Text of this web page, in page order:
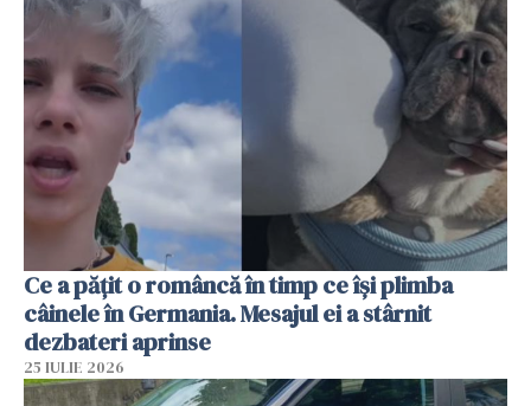
Ce a pățit o româncă în timp ce își plimba
câinele în Germania. Mesajul ei a stârnit
dezbateri aprinse
25 IULIE 2026